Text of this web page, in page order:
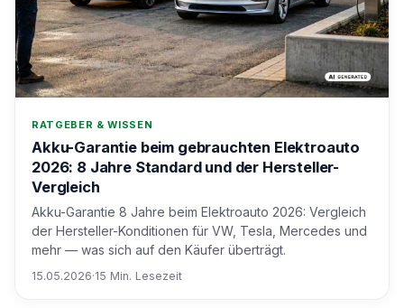
RATGEBER & WISSEN
Akku-Garantie beim gebrauchten Elektroauto
2026: 8 Jahre Standard und der Hersteller-
Vergleich
Akku-Garantie 8 Jahre beim Elektroauto 2026: Vergleich
der Hersteller-Konditionen für VW, Tesla, Mercedes und
mehr — was sich auf den Käufer überträgt.
15.05.2026·15 Min. Lesezeit